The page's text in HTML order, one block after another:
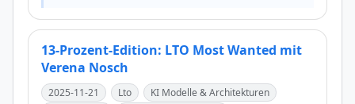
13-Prozent-Edition: LTO Most Wanted mit
Verena Nosch
2025-11-21 Lto
KI Modelle & Architekturen